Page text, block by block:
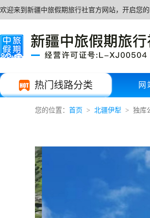
欢迎来到新疆中旅假期旅行社官方网站，开启您的
热门线路分类 网
您的位置： 首页 北疆伊犁 独库